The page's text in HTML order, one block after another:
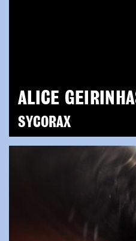
ALICE
SYCORAX